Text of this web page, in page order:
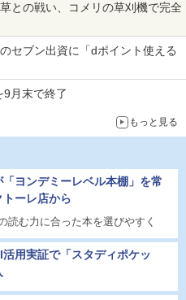
との戦い、コメリの草刈機で完全
セブン出資に「dポイント使える
9月末で終了
もっと見る
「ヨンデミーレベル本棚」を常
ーレ店から
読む力に合った本を選びやすく
用実証で「スタディポケッ